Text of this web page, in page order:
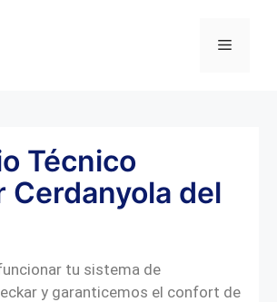
Técnico
Cerdanyola del
tu sistema de
y garanticemos el confort de